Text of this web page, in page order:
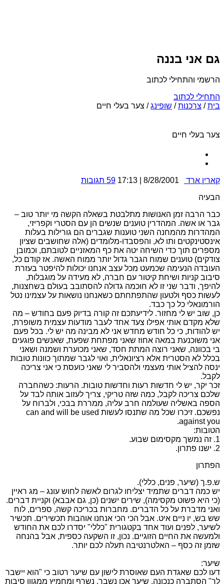
גם אני בננה
הרשמי והתחילי לכתוב
התחילי לכתוב
בית/ צרכנות/ שופינג/ צער בעלי חיים
צער בעלי חיים
קארין ארד 8/28/2001 | 17:13
59 תגובות
הבעיה
כבר הרבה זמן האנושות מתלבטת בשאלה הקשה מי יותר טוב –
גבר או אשה. המהדרין טוענים שנשים הן עם הסטרי וקפריזי,
המהדרות מהמחנה השני טוענות שגברים הם גורילות בעלות
אינסטינקטים ותו לא, והפסבדו-מלומדים (אלה שחושבים שציון
מספרים תוך כדי השיחה יטה את כף המאזניים לטובתם, וכמובן
צודקים) טוענים שמוח הגבר גדול יותר ממוח האשה. אז קודם כל,
העובדה הנעימה שכמעט מכל עצב אנחנו יכולות להיפטר בעזרת
סיבוב קניות ושיחת קיטור עם חברה, לא מעידה על מוגבלות,
להיפך, ודבר שני זו לא חוכמה גדולה להסתובב בעולם בשחצנות,
לעשות כסף ולטעון שהתפתחתם כשאנחנו נושאות על עצמינו נטל
הורמונאלי כל כך כבד.
כן, שוב יש לי מחזור. לידיעתכם זה קורה בדיוק פעם בחודש – מה
שלא מקדם אותי אפילו צעד אחד לעבר מודעות עצמית משופרת,
יש להודות, כי כל חודש מחדש אני לא מבינה מה יש לי. בכל פעם
אני משוכנעת במאה אחוז שאני מפתחת שפעת, שאנשים פוגעים
בי בכוונה, שאני רוצה המתת חסד, שאני מכוערת ושמנה ושאני
בכלל לא הסטרית אלא רציונאלית, ואוי לגבר שמתוך כוונות טובות
ינסה להציל אותי מעצמי ולהסביר לי שאני כועסת כי אני צריכה
לקבל.
זכר יקר, יש לי חדשות רעות וחדשות טובות. הרעות: כשהחברה
שלכם צריכה לקבל, כמה שזה טריקי, צריך לעזוב אותה לבד על
הספה באשליה שעולמה חרב עליה, ממררת בבכי, ולברוח על
נפשכם. זיכרו שכל מה שתנסו לעשות can and will be used
against you.
הטובות:
1. זה נמשך מקסימום שבוע.
2. ישנו פתרון.
הפתרון
ש.פ.ך (שיער, פנים, כללי).
יש כמה דברים שתמיד יצליחו לגרום לאשה לחוש עונג – מג ראיין
(כי היא פשוט מקסימה), שירים ישנים (כן, גם אבבא) וקניית דברים.
ואני מדברת על כל הדברים. מחברות בכריכה קשה, ספרים, לוח
שש בש, יו ניים איט. אבל הכי הכי אנחנו אוהבות תכשירים. תכשיר
לשיער, לפנים ועוד אחד בקטגורית "כללי" יסדרו לכם את החודש
ולמעשה את החיים הזוגיים. נכון, זו השקעה כספית, אבל בהנחה
שזמן זה כסף – האלטרנטיבה תעלה לכם יותר.
שיער:
דעו לכם שאגדת העם שאוסרת לישון עם שיער רטוב כי "הוא יישבר
לך" הסתברה כנכונה. שיער אכן נשבר, נשרף ומחמיץ ממגוון סיבות